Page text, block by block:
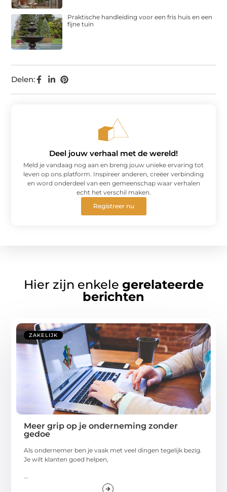
Delen:
Praktische handleiding voor een fris huis en een
fijne tuin
Deel jouw verhaal met de wereld!
Meld je vandaag nog aan en breng jouw unieke ervaring tot
leven op ons platform. Inspireer anderen, creëer verbinding
en word onderdeel van een gemeenschap waar verhalen
echt het verschil maken.
Registreer nu
Hier zijn enkele gerelateerde
berichten
ZAKELIJK
Meer grip op je onderneming zonder
gedoe
Als ondernemer ben je vaak met veel dingen tegelijk bezig.
Je wilt klanten goed helpen,